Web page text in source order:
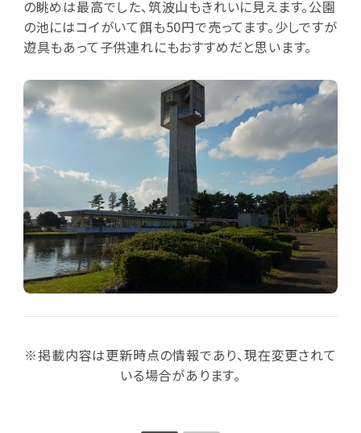
の眺めは最高でした、筑波山もきれいに見えます。公園
の池にはコイがいて餌も50円で売ってます。少しですが
遊具もあって子供連れにもおすすめだと思います。
※掲載内容は更新時点の情報であり、現在変更されて
いる場合があります。